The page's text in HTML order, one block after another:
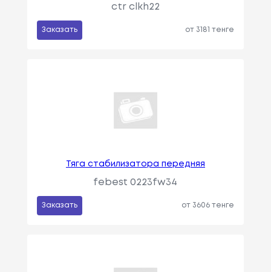
ctr clkh22
Заказать от 3181 тенге
Тяга стабилизатора передняя
febest 0223fw34
Заказать от 3606 тенге